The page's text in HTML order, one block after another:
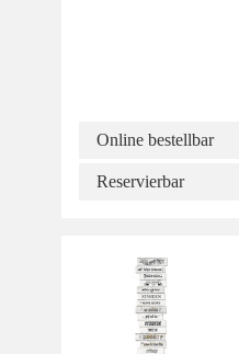
Online bestellbar
Reservierbar